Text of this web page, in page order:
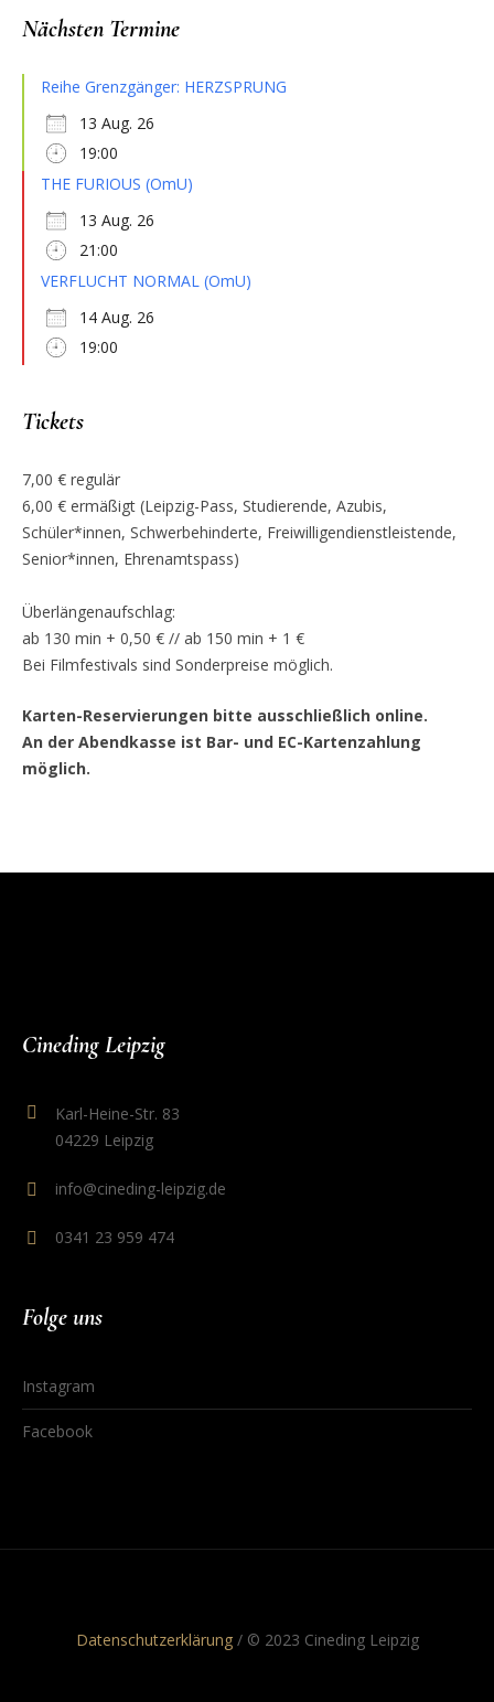
Nächsten Termine
Reihe Grenzgänger: HERZSPRUNG
13 Aug. 26
19:00
THE FURIOUS (OmU)
13 Aug. 26
21:00
VERFLUCHT NORMAL (OmU)
14 Aug. 26
19:00
Tickets
7,00 € regulär
6,00 € ermäßigt (Leipzig-Pass, Studierende, Azubis,
Schüler*innen, Schwerbehinderte, Freiwilligendienstleistende,
Senior*innen, Ehrenamtspass)
Überlängenaufschlag:
ab 130 min + 0,50 € // ab 150 min + 1 €
Bei Filmfestivals sind Sonderpreise möglich.
Karten-Reservierungen bitte ausschließlich online.
An der Abendkasse ist Bar- und EC-Kartenzahlung
möglich.
Cineding Leipzig
Karl-Heine-Str. 83
04229 Leipzig
info@cineding-leipzig.de
0341 23 959 474
Folge uns
Instagram
Facebook
Datenschutzerklärung/ © 2023 Cineding Leipzig